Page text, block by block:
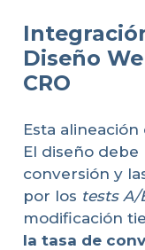
Diseño
CRO
Esta alineación
El diseño debe
conversión y
por los tests A/
modificación
la tasa de